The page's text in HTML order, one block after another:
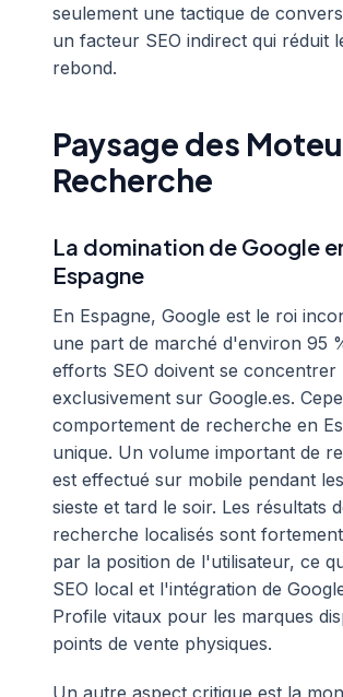
seulement une tactique de
un facteur SEO indirect qui réduit
rebond.
Paysage des
Recherche
La domination de Google
Espagne
En Espagne, Google est le roi
une part de marché d'environ 95
efforts SEO doivent se concentrer
exclusivement sur Google.es.
comportement de recherche en
unique. Un volume important de
est effectué sur mobile pendant
sieste et tard le soir. Les résultats
recherche localisés sont
par la position de l'utilisateur, ce
SEO local et l'intégration de
Profile vitaux pour les marques
points de vente physiques.
Un autre aspect critique est la